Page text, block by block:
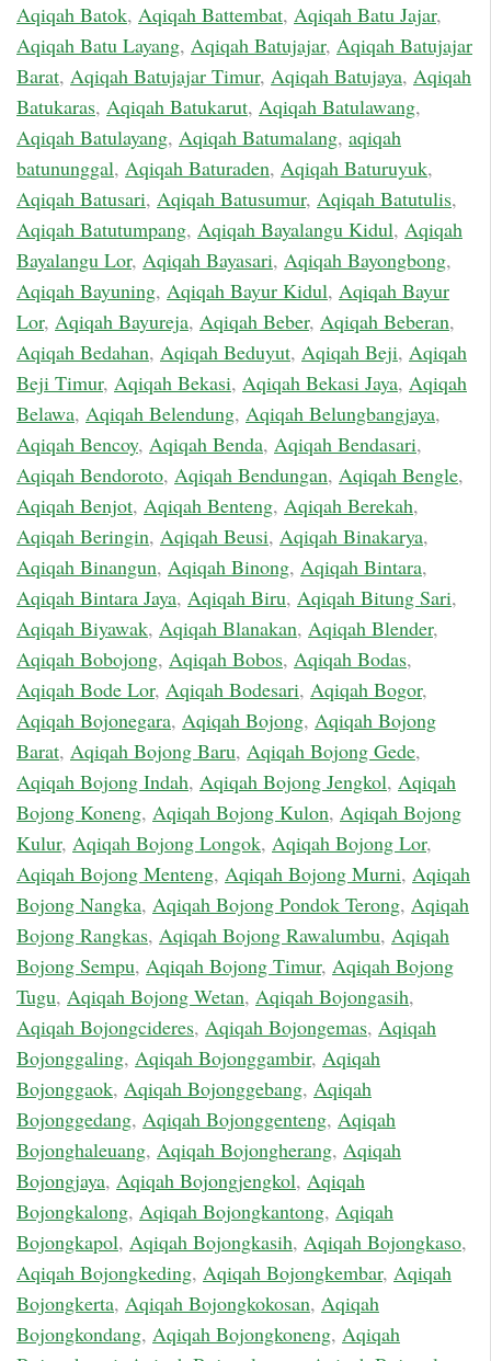
Aqiqah Batok, Aqiqah Battembat, Aqiqah Batu Jajar,
Aqiqah Batu Layang, Aqiqah Batujajar, Aqiqah Batujajar
Barat, Aqiqah Batujajar Timur, Aqiqah Batujaya, Aqiqah
Batukaras, Aqiqah Batukarut, Aqiqah Batulawang,
Aqiqah Batulayang, Aqiqah Batumalang, aqiqah
batununggal, Aqiqah Baturaden, Aqiqah Baturuyuk,
Aqiqah Batusari, Aqiqah Batusumur, Aqiqah Batutulis,
Aqiqah Batutumpang, Aqiqah Bayalangu Kidul, Aqiqah
Bayalangu Lor, Aqiqah Bayasari, Aqiqah Bayongbong,
Aqiqah Bayuning, Aqiqah Bayur Kidul, Aqiqah Bayur
Lor, Aqiqah Bayureja, Aqiqah Beber, Aqiqah Beberan,
Aqiqah Bedahan, Aqiqah Beduyut, Aqiqah Beji, Aqiqah
Beji Timur, Aqiqah Bekasi, Aqiqah Bekasi Jaya, Aqiqah
Belawa, Aqiqah Belendung, Aqiqah Belungbangjaya,
Aqiqah Bencoy, Aqiqah Benda, Aqiqah Bendasari,
Aqiqah Bendoroto, Aqiqah Bendungan, Aqiqah Bengle,
Aqiqah Benjot, Aqiqah Benteng, Aqiqah Berekah,
Aqiqah Beringin, Aqiqah Beusi, Aqiqah Binakarya,
Aqiqah Binangun, Aqiqah Binong, Aqiqah Bintara,
Aqiqah Bintara Jaya, Aqiqah Biru, Aqiqah Bitung Sari,
Aqiqah Biyawak, Aqiqah Blanakan, Aqiqah Blender,
Aqiqah Bobojong, Aqiqah Bobos, Aqiqah Bodas,
Aqiqah Bode Lor, Aqiqah Bodesari, Aqiqah Bogor,
Aqiqah Bojonegara, Aqiqah Bojong, Aqiqah Bojong
Barat, Aqiqah Bojong Baru, Aqiqah Bojong Gede,
Aqiqah Bojong Indah, Aqiqah Bojong Jengkol, Aqiqah
Bojong Koneng, Aqiqah Bojong Kulon, Aqiqah Bojong
Kulur, Aqiqah Bojong Longok, Aqiqah Bojong Lor,
Aqiqah Bojong Menteng, Aqiqah Bojong Murni, Aqiqah
Bojong Nangka, Aqiqah Bojong Pondok Terong, Aqiqah
Bojong Rangkas, Aqiqah Bojong Rawalumbu, Aqiqah
Bojong Sempu, Aqiqah Bojong Timur, Aqiqah Bojong
Tugu, Aqiqah Bojong Wetan, Aqiqah Bojongasih,
Aqiqah Bojongcideres, Aqiqah Bojongemas, Aqiqah
Bojonggaling, Aqiqah Bojonggambir, Aqiqah
Bojonggaok, Aqiqah Bojonggebang, Aqiqah
Bojonggedang, Aqiqah Bojonggenteng, Aqiqah
Bojonghaleuang, Aqiqah Bojongherang, Aqiqah
Bojongjaya, Aqiqah Bojongjengkol, Aqiqah
Bojongkalong, Aqiqah Bojongkantong, Aqiqah
Bojongkapol, Aqiqah Bojongkasih, Aqiqah Bojongkaso,
Aqiqah Bojongkeding, Aqiqah Bojongkembar, Aqiqah
Bojongkerta, Aqiqah Bojongkokosan, Aqiqah
Bojongkondang, Aqiqah Bojongkoneng, Aqiqah